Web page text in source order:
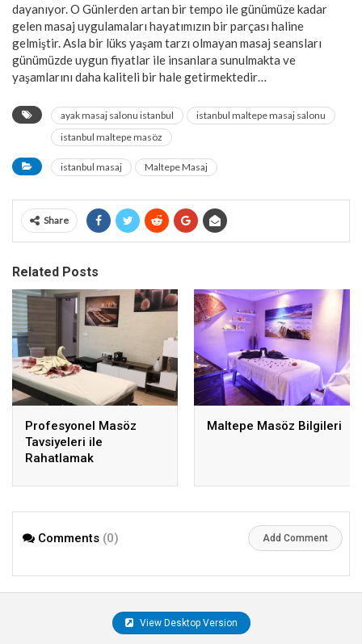
dayanıyor. O Günlerden artan bir tempo ile günümüze kadar
gelen masaj uygulamaları hayatımızın bir parçası haline
gelmiştir. Asla bir lüks yaşam tarzı olmayan masaj seansları
günümüzde uygun fiyatlar ile insanlara sunulmakta ve
yaşamlarını daha kaliteli bir hale getirmektedir…
ayak masaj salonu istanbul
istanbul maltepe masaj salonu
istanbul maltepe masöz
istanbul masaj Maltepe Masaj
Share
Related Posts
Profesyonel Masöz
Tavsiyeleri ile
Rahatlamak
Maltepe Masöz Bilgileri
Comments (0) Add Comment
View Desktop Version